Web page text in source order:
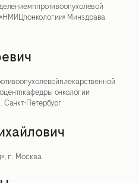
Минздрава
онкологии
Санкт-Петербург
г. Москва